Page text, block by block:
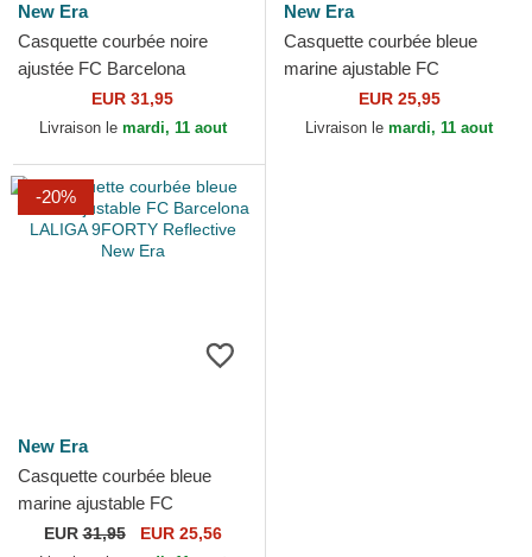
New Era
Casquette courbée noire
ajustée FC Barcelona
LALIGA 39THIRTY Cord
New Era
EUR 31,95
Livraison le mardi, 11 aout
New Era
Casquette courbée bleue
marine ajustable FC
Barcelona LALIGA
9TWENTY Core New Era
EUR 25,95
Livraison le mardi, 11 aout
-20%
New Era
Casquette courbée bleue
marine ajustable FC
Barcelona LALIGA 9FORTY
EUR31,95 EUR 25,56